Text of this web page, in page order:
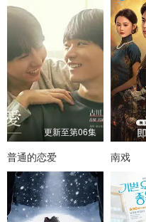
更新至第06集
普通的恋爱 南戏